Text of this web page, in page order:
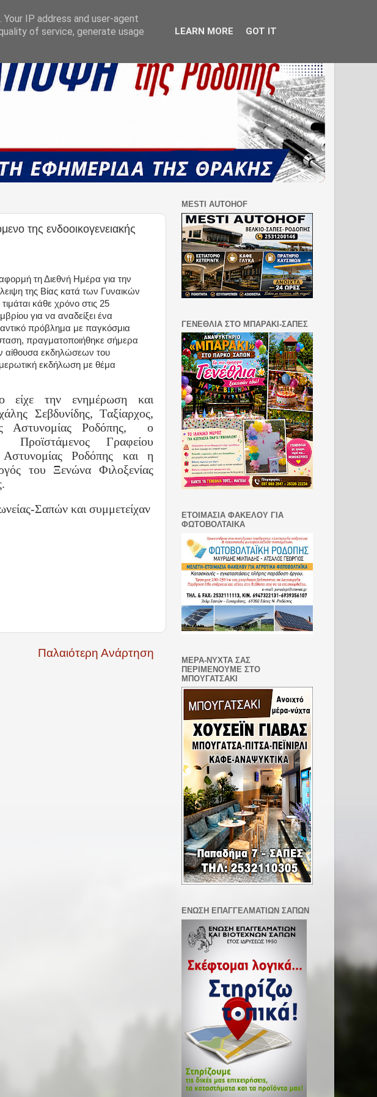
της ενδοοικογενειακής
τη Διεθνή Ημέρα για την
της Βίας κατά των Γυναικών
κάθε χρόνο στις 25
για να αναδείξει ένα
πρόβλημα με παγκόσμια
πραγματοποιήθηκε σήμερα
αίθουσα εκδηλώσεων του
εκδήλωση με θέμα
είχε την ενημέρωση και
Σεβδυνίδης, Tαξίαρχος,
Αστυνομίας Ροδόπης, ο
Γραφείου
Αστυνομίας Ροδόπης και η
του Ξενώνα Φιλοξενίας
Σαπών και συμμετείχαν
Παλαιότερη Ανάρτηση
MESTI AUTOHOF
ΓΕΝΕΘΛΙΑ ΣΤΟ ΜΠΑΡΑΚΙ-ΣΑΠΕΣ
ΕΤΟΙΜΑΣΙΑ ΦΑΚΕΛΟΥ ΓΙΑ
ΦΩΤΟΒΟΛΤΑΙΚΑ
ΜΕΡΑ-ΝΥΧΤΑ ΣΑΣ
ΠΕΡΙΜΕΝΟΥΜΕ ΣΤΟ
ΜΠΟΥΓΑΤΣΑΚΙ
ΕΝΩΣΗ ΕΠΑΓΓΕΛΜΑΤΙΩΝ ΣΑΠΩΝ
IP address and user-agent
of service, generate usage
LEARN MORE GOT IT